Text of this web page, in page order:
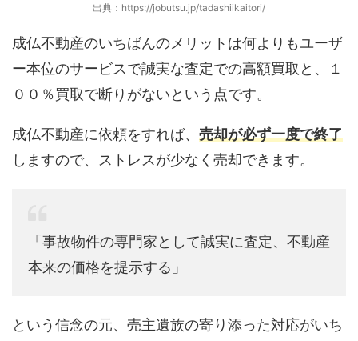
出典：https://jobutsu.jp/tadashiikaitori/
成仏不動産のいちばんのメリットは何よりもユーザ
ー本位のサービスで誠実な査定での高額買取と、１
００％買取で断りがないという点です。
成仏不動産に依頼をすれば、 売却が必ず一度で終了
しますので、ストレスが少なく売却できます。
「事故物件の専門家として誠実に査定、不動産
本来の価格を提示する」
という信念の元、売主遺族の寄り添った対応がいち